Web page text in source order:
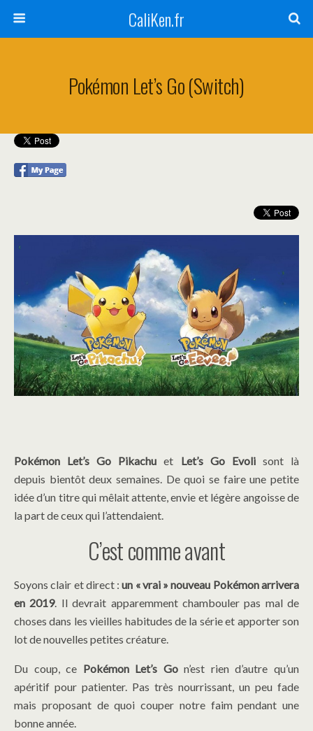
CaliKen.fr
Pokémon Let’s Go (Switch)
Pokémon Let’s Go Pikachu et Let’s Go Evolisont là
depuis bientôt deux semaines. De quoi se faire une petite
idée d’un titre qui mêlait attente, envie et légère angoisse de
la part de ceux qui l’attendaient.
C’est comme avant
Soyons clair et direct :un « vrai » nouveau Pokémon arrivera
en 2019. Il devrait apparemment chambouler pas mal de
choses dans les vieilles habitudes de la série et apporter son
lot de nouvelles petites créature.
Du coup, ce Pokémon Let’s Gon’est rien d’autre qu’un
apéritif pour patienter. Pas très nourrissant, un peu fade
mais proposant de quoi couper notre faim pendant une
bonne année.